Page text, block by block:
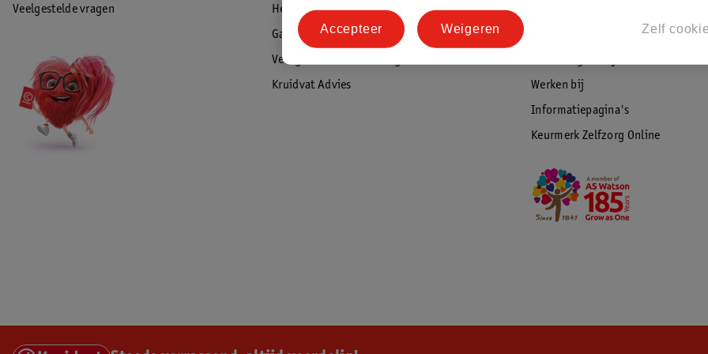
Veelgestelde vragen
Herroepen & retourneren
Garantie
Veiligheidswaarschuwingen
Kruidvat Advies
Werken bij
Informatiepagina's
Keurmerk Zelfzorg Online
Zelf
Weigeren
Accepteer